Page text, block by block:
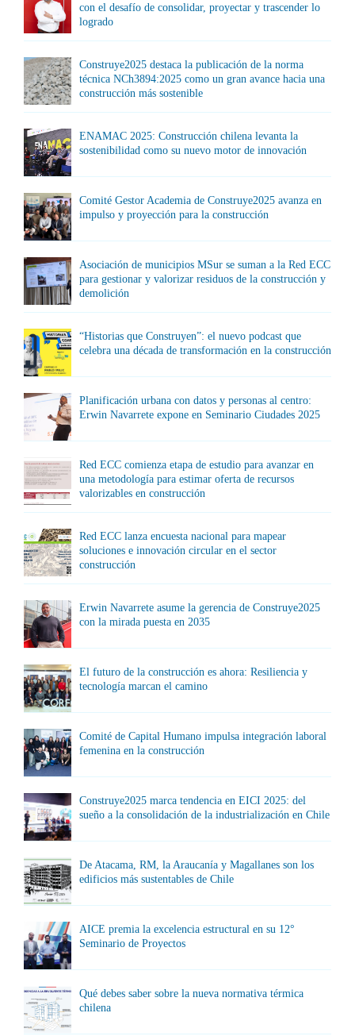
con el desafío de consolidar, proyectar y trascender lo
logrado
Construye2025 destaca la publicación de la norma
técnica NCh3894:2025 como un gran avance hacia una
construcción más sostenible
ENAMAC 2025: Construcción chilena levanta la
sostenibilidad como su nuevo motor de innovación
Comité Gestor Academia de Construye2025 avanza en
impulso y proyección para la construcción
Asociación de municipios MSur se suman a la Red ECC
para gestionar y valorizar residuos de la construcción y
demolición
“Historias que Construyen”: el nuevo podcast que
celebra una década de transformación en la construcción
Planificación urbana con datos y personas al centro:
Erwin Navarrete expone en Seminario Ciudades 2025
Red ECC comienza etapa de estudio para avanzar en
una metodología para estimar oferta de recursos
valorizables en construcción
Red ECC lanza encuesta nacional para mapear
soluciones e innovación circular en el sector
construcción
Erwin Navarrete asume la gerencia de Construye2025
con la mirada puesta en 2035
El futuro de la construcción es ahora: Resiliencia y
tecnología marcan el camino
Comité de Capital Humano impulsa integración laboral
femenina en la construcción
Construye2025 marca tendencia en EICI 2025: del
sueño a la consolidación de la industrialización en Chile
De Atacama, RM, la Araucanía y Magallanes son los
edificios más sustentables de Chile
AICE premia la excelencia estructural en su 12°
Seminario de Proyectos
Qué debes saber sobre la nueva normativa térmica
chilena